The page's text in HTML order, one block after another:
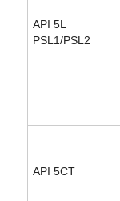
API 5L
PSL1/PSL2
API 5CT